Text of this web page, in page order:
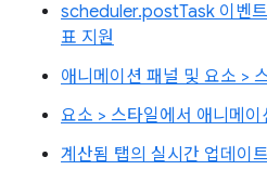
scheduler.postTask 이벤
표 지원
애니메이션 패널 및 요소 >
요소 > 스타일에서 애니메이
계산됨 탭의 실시간 업데이트